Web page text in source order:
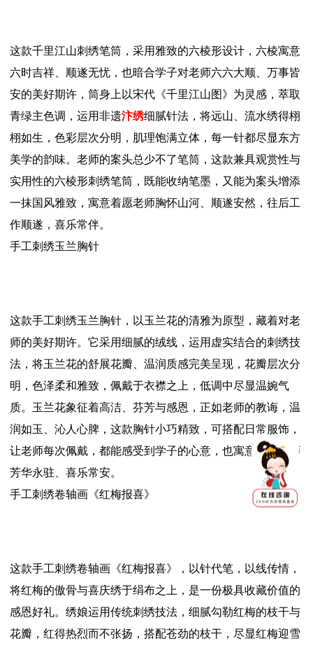
这款千里江山刺绣笔筒，采用雅致的六棱形设计，六棱寓意
六时吉祥、顺遂无忧，也暗合学子对老师六六大顺、万事皆
安的美好期许，筒身上以宋代《千里江山图》为灵感，萃取
青绿主色调，运用非遗汴绣细腻针法，将远山、流水绣得栩
栩如生，色彩层次分明，肌理饱满立体，每一针都尽显东方
美学的韵味。老师的案头总少不了笔筒，这款兼具观赏性与
实用性的六棱形刺绣笔筒，既能收纳笔墨，又能为案头增添
一抹国风雅致，寓意着愿老师胸怀山河、顺遂安然，往后工
作顺遂，喜乐常伴。
手工刺绣玉兰胸针
这款手工刺绣玉兰胸针，以玉兰花的清雅为原型，藏着对老
师的美好期许。它采用细腻的绒线，运用虚实结合的刺绣技
法，将玉兰花的舒展花瓣、温润质感完美呈现，花瓣层次分
明，色泽柔和雅致，佩戴于衣襟之上，低调中尽显温婉气
质。玉兰花象征着高洁、芬芳与感恩，正如老师的教诲，温
润如玉、沁人心脾，这款胸针小巧精致，可搭配日常服饰，
让老师每次佩戴，都能感受到学子的心意，也寓意着愿老师
芳华永驻、喜乐常安。
手工刺绣卷轴画《红梅报喜》
这款手工刺绣卷轴画《红梅报喜》，以针代笔，以线传情，
将红梅的傲骨与喜庆绣于绢布之上，是一份极具收藏价值的
感恩好礼。绣娘运用传统刺绣技法，细腻勾勒红梅的枝干与
花瓣，红得热烈而不张扬，搭配苍劲的枝干，尽显红梅迎雪